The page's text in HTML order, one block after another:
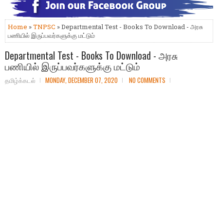
Home »TNPSC » Departmental Test - Books To Download - அரசு
பணியில் இருப்பவர்களுக்கு மட்டும்
Departmental Test - Books To Download - அரசு
பணியில் இருப்பவர்களுக்கு மட்டும்
தமிழ்க்கடல் MONDAY, DECEMBER 07, 2020 NO COMMENTS